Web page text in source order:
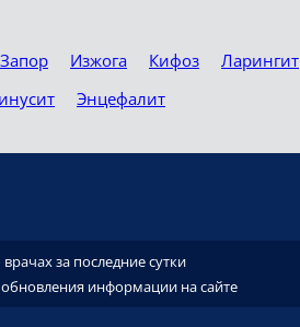
Запор Изжога Кифоз
Ларингит
Энцефалит
за последние сутки
обновления информации на сайте